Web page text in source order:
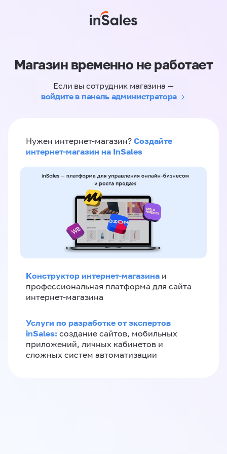
Магазин временно не работает
Если вы сотрудник магазина —
войдите в панель администратора
Нужен интернет-магазин? Создайте
интернет-магазин на InSales
Конструктор интернет-магазина и
профессиональная платформа для сайта
интернет-магазина
Услуги по разработке от экспертов
inSales: создание сайтов, мобильных
приложений, личных кабинетов и
сложных систем автоматизации